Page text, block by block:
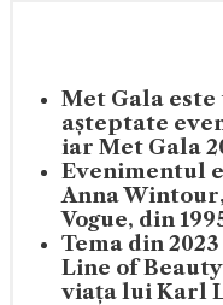
Met Gala
așteptate
iar Met Gala
Evenimentul
Anna
Vogue, din
Tema din
Line of
viața lui Karl